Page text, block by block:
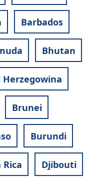
Barbados
Bhutan
Brunei
Burundi
Rica Djibouti